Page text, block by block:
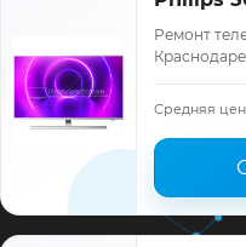
Ремонт
ремонта,
месяце…
Средняя